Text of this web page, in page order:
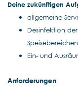
Deine zukünftigen
allgemeine
Desinfektion
Speisebereichen
Ein- und
Anforderungen